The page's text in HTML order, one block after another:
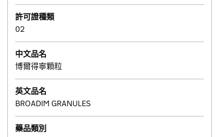
許可證種類
02
中文品名
博爾得寧顆粒
英文品名
BROADIM GRANULES
藥品類別